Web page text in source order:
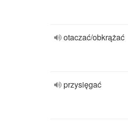
otaczać/obkrążać
przysięgać